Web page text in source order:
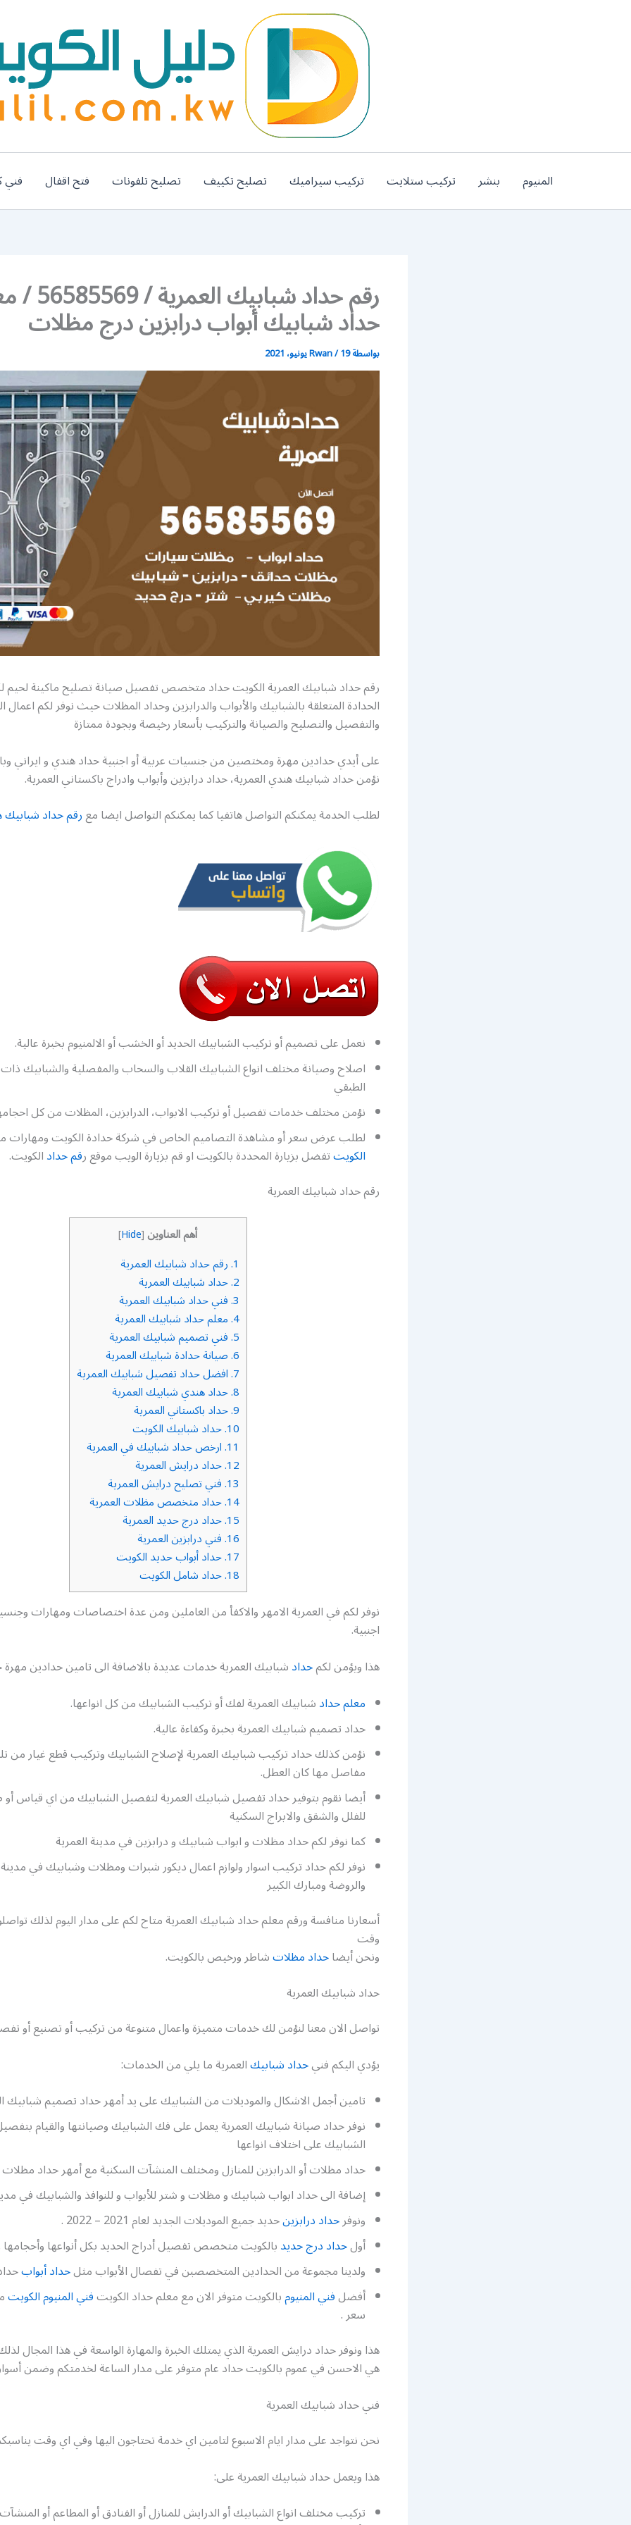
المنيوم بنشر تركيب ستلايت تركيب سيراميك تصليح تكييف تصليح تلفونات فتح اقفال فني
رقم حداد
حداد شبابيك أبواب درابزين درج مظلات
بواسطة Rwan/19 يونيو، 2021
رقم حداد شبابيك العمرية الكويت حداد متخصص تفصيل صيانة تصليح ماكينة لحيم
الحدادة المتعلقة بالشبابيك والأبواب والدرابزين وحداد المظلات حيث نوفر لكم
والتفصيل والتصليح والصيانة والتركيب بأسعار رخيصة وبجودة ممتازة
على أيدي حدادين مهرة ومختصين من جنسيات عربية أو اجنبية حداد هندي و ايراني
نؤمن حداد شبابيك هندي العمرية، حداد درابزين وأبواب وادراج باكستاني العمرية.
لطلب الخدمة يمكنكم التواصل هاتفيا كما يمكنكم التواصل ايضا معرقم حداد شبابيك
نعمل على تصميم أو تركيب الشبابيك الحديد أو الخشب أو الالمنيوم بخبرة عالية.
اصلاح وصيانة مختلف انواع الشبابيك القلاب والسحاب والمفصلية والشبابيك
الطبقي
نؤمن مختلف خدمات تفصيل أو تركيب الابواب، الدرابزين، المظلات من كل
لطلب عرض سعر أو مشاهدة التصاميم الخاص في شركة حدادة الكويت ومهارات
الكويتتفضل بزيارة المحددة بالكويت او قم بزيارة الويب موقع رقم حدادالكويت.
رقم حداد شبابيك العمرية
أهم العناوين [
Hide
]
1. رقم حداد شبابيك العمرية
2. حداد شبابيك العمرية
3. فني حداد شبابيك العمرية
4. معلم حداد شبابيك العمرية
5. فني تصميم شبابيك العمرية
6. صيانة حدادة شبابيك العمرية
7. افضل حداد تفصيل شبابيك العمرية
8. حداد هندي شبابيك العمرية
9. حداد باكستاني العمرية
10. حداد شبابيك الكويت
11. ارخص حداد شبابيك في العمرية
12. حداد درايش العمرية
13. فني تصليح درايش العمرية
14. حداد متخصص مظلات العمرية
15. حداد درج حديد العمرية
16. فني درابزين العمرية
17. حداد أبواب حديد الكويت
18. حداد شامل الكويت
نوفر لكم في العمرية الامهر والاكفأ من العاملين ومن عدة اختصاصات ومهارات
اجنبية.
هذا ويؤمن لكمحدادشبابيك العمرية خدمات عديدة بالاضافة الى تامين حدادين
معلم حدادشبابيك العمرية لفك أو تركيب الشبابيك من كل انواعها.
حداد تصميم شبابيك العمرية بخبرة وكفاءة عالية.
نؤمن كذلك حداد تركيب شبابيك العمرية لإصلاح الشبابيك وتركيب قطع غيار من
مفاصل مها كان العطل.
أيضا نقوم بتوفير حداد تفصيل شبابيك العمرية لتفصيل الشبابيك من اي قياس
للفلل والشقق والابراج السكنية
كما نوفر لكم حداد مظلات و ابواب شبابيك و درابزين في مدينة العمرية
نوفر لكم حداد تركيب اسوار ولوازم اعمال ديكور شبرات ومظلات وشبابيك في مدينة
والروضة ومبارك الكبير
أسعارنا منافسة ورقم معلم حداد شبابيك العمرية متاح لكم على مدار اليوم لذلك
وقت
ونحن أيضاحداد مظلاتشاطر ورخيص بالكويت.
حداد شبابيك العمرية
تواصل الان معنا لنؤمن لك خدمات متميزة واعمال متنوعة من تركيب أو تصنيع أو
يؤدي اليكم فنيحداد شبابيكالعمرية ما يلي من الخدمات:
تامين أجمل الاشكال والموديلات من الشبابيك على يد أمهر حداد تصميم شبابيك
نوفر حداد صيانة شبابيك العمرية يعمل على فك الشبابيك وصيانتها والقيام
الشبابيك على اختلاف انواعها
حداد مظلات أو الدرابزين للمنازل ومختلف المنشآت السكنية مع أمهر حداد مظلات
إضافة الى حداد ابواب شبابيك و مظلات و شتر للأبواب و للنوافذ والشبابيك في
ونوفرحداد درابزينحديد جميع الموديلات الجديد لعام 2021 – 2022 .
أولحداد درج حديدبالكويت متخصص تفصيل أدراج الحديد بكل أنواعها
ولدينا مجموعة من الحدادين المتخصصبن في تفصال الأبواب مثلحداد أبواب
أفضلفني المنيومبالكويت متوفر الان مع معلم حداد الكويتفني المنيوم الكويت
سعر .
هذا ونوفر حداد درايش العمرية الذي يمتلك الخبرة والمهارة الواسعة في هذا المجال
هي الاحسن في عموم بالكويت حداد عام متوفر على مدار الساعة لخدمتكم وضمن
فني حداد شبابيك العمرية
نحن نتواجد على مدار ايام الاسبوع لتامين اي خدمة تحتاجون اليها وفي اي وقت
هذا ويعمل حداد شبابيك العمرية على:
تركيب مختلف انواع الشبابيك أو الدرايش للمنازل أو الفنادق أو المطاعم أو المنشآت